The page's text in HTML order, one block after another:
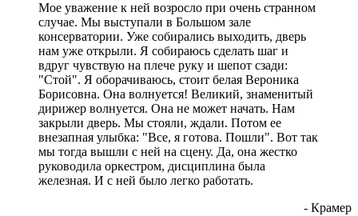
Мое уважение к ней возросло при очень странном
случае. Мы выступали в Большом зале
консерватории. Уже собирались выходить, дверь
нам уже открыли. Я собираюсь сделать шаг и
вдруг чувствую на плече руку и шепот сзади:
"Стой". Я оборачиваюсь, стоит белая Вероника
Борисовна. Она волнуется! Великий, знаменитый
дирижер волнуется. Она не может начать. Нам
закрыли дверь. Мы стояли, ждали. Потом ее
внезапная улыбка: "Все, я готова. Пошли". Вот так
мы тогда вышли с ней на сцену. Да, она жестко
руководила оркестром, дисциплина была
железная. И с ней было легко работать.
- Крамер